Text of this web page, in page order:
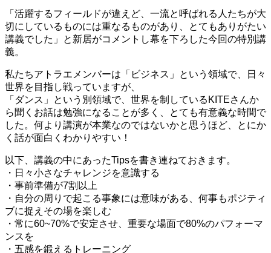
「活躍するフィールドが違えど、一流と呼ばれる人たちが大
切にしているものには重なるものがあり、とてもありがたい
講義でした」と新居がコメントし幕を下ろした今回の特別講
義。
私たちアトラエメンバーは「ビジネス」という領域で、日々
世界を目指し戦っていますが、
「ダンス」という別領域で、世界を制しているKITEさんか
ら聞くお話は勉強になることが多く、とても有意義な時間で
した。何より講演が本業なのではないかと思うほど、とにか
く話が面白くわかりやすい！
以下、講義の中にあったTipsを書き連ねておきます。
・日々小さなチャレンジを意識する
・事前準備が7割以上
・自分の周りで起こる事象には意味がある、何事もポジティ
ブに捉えその場を楽しむ
・常に60~70%で安定させ、重要な場面で80%のパフォーマ
ンスを
・五感を鍛えるトレーニング